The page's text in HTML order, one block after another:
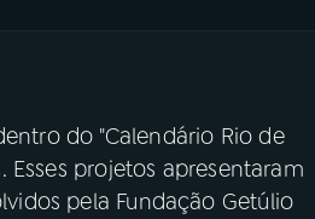
do "Calendário Rio de
projetos apresentaram
pela Fundação Getúlio